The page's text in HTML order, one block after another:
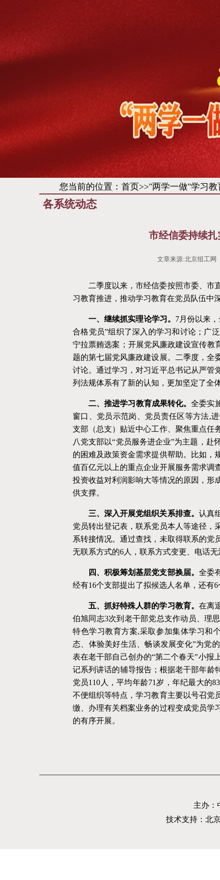
您当前的位置： 首页>>"两学一做"学习教
各系统动态
市经信委持续
文章来源:北京组工
二季度以来，市经信委按照市委、市
习教育推进，推动学习教育在党员队伍中
一、继续抓实理论学习。 7月份以来
合格党员”组织了深入的学习和讨论；广
宁拉票贿选案；开展党风廉政建设宣传教
题的第七届党风廉政建设展。二季度，全
讨论。通过学习，对习近平总书记从严管
列法规体系有了新的认知，更加坚定了全
二、推进学习教育成果转化。全委实
窗口、党员示范岗、党员责任区等方法,
支部（总支）贴近中心工作、聚焦重点任
八党支部以“党员服务进企业”为主题，
的困难及政策资金需求提供帮助。比如，
值百亿元以上的重点企业开展服务需求调
投资收益对利润影响大等情况的原因，形
供支撑。
三、深入开展党组织关系排查。 认真
党员转出登记表，联系党员本人等途径，
系转接情况。通过查找，未取得联系的党
无联系方式的6人，联系方式变更、电话
四、积极筹划基层党支部换届。 全委
经有16个支部提出了拟候选人名单，还有
五、抓好特殊人群的学习教育。 在离
伯旭同志3次到老干部党总支作动员、理
特色学习教育方案,采取参加集体学习和
态、体验美好生活、畅谈发展变化”为党
表在老干部自己创办的“第二个春天”小报
记系列讲话的辅导报告；根据老干部年龄
党员110人，平均年龄71岁，年纪最大的
不便组织等特点，学习教育主要以号召党
缴、办理有关档案业务的过程变成党员学
的有序开展。
主办：
技术支持：北